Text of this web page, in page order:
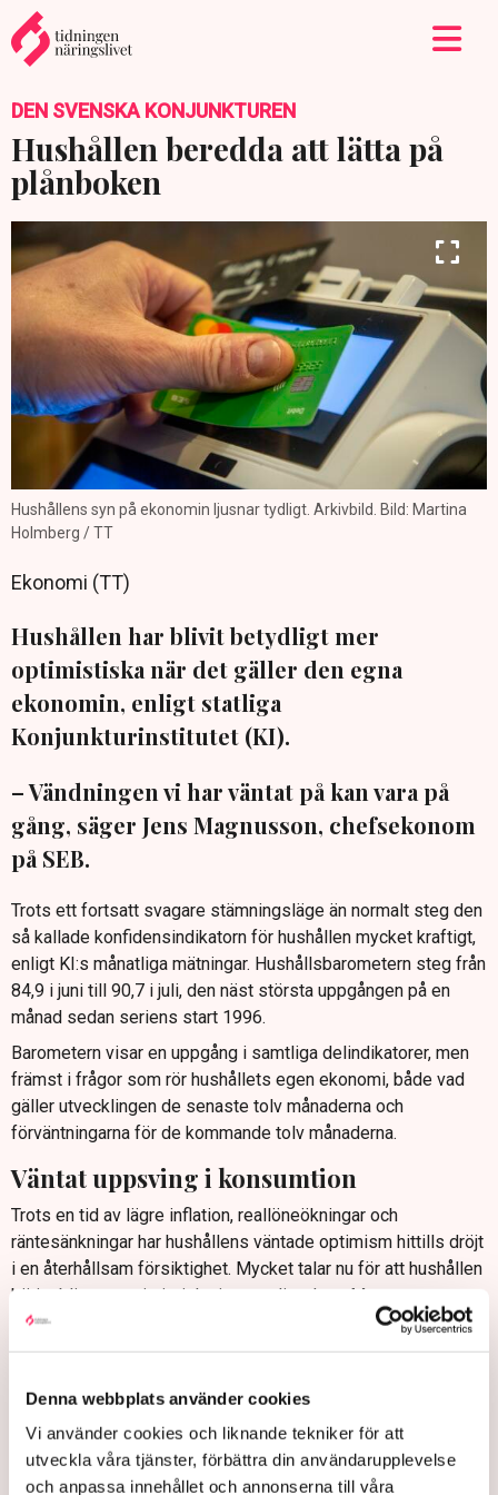
Denna webbplats använder cookies
Vi använder cookies och liknande tekniker för att
utveckla våra tjänster, förbättra din användarupplevelse
och anpassa innehållet och annonserna till våra
DEN SVENSKA KONJUNKTUREN
Hushållen beredda att lätta på
plånboken
Hushållens syn på ekonomin ljusnar tydligt. Arkivbild. Bild: Martina
Holmberg / TT
Ekonomi (TT)
Hushållen har blivit betydligt mer
optimistiska när det gäller den egna
ekonomin, enligt statliga
Konjunkturinstitutet (KI).
– Vändningen vi har väntat på kan vara på
gång, säger Jens Magnusson, chefsekonom
på SEB.
Trots ett fortsatt svagare stämningsläge än normalt steg den
så kallade konfidensindikatorn för hushållen mycket kraftigt,
enligt KI:s månatliga mätningar. Hushållsbarometern steg från
84,9 i juni till 90,7 i juli, den näst största uppgången på en
månad sedan seriens start 1996.
Barometern visar en uppgång i samtliga delindikatorer, men
främst i frågor som rör hushållets egen ekonomi, både vad
gäller utvecklingen de senaste tolv månaderna och
förväntningarna för de kommande tolv månaderna.
Väntat uppsving i konsumtion
Trots en tid av lägre inflation, reallöneökningar och
räntesänkningar har hushållens väntade optimism hittills dröjt
i en återhållsam försiktighet. Mycket talar nu för att hushållen
börjar bli mer optimistiska igen, enligt Jens Magnusson.
– Nu kan vändningen vi väntat på vara på gång, säger han.
uppsving i detaljhandeln komma snart, tror han, något färska
Hushållen återhämtade